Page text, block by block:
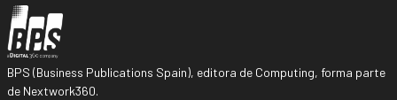
BPS (Business Publications Spain), editora de Computing, forma parte
de Nextwork360.